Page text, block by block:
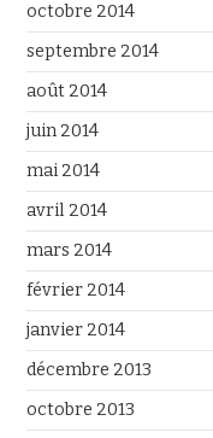
octobre 2014
septembre 2014
août 2014
juin 2014
mai 2014
avril 2014
mars 2014
février 2014
janvier 2014
décembre 2013
octobre 2013